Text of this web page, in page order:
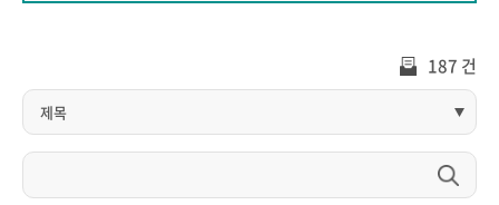
187 건